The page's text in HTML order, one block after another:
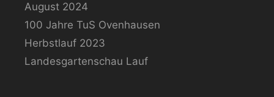
August 2024
100 Jahre TuS Ovenhausen
Herbstlauf 2023
Landesgartenschau Lauf